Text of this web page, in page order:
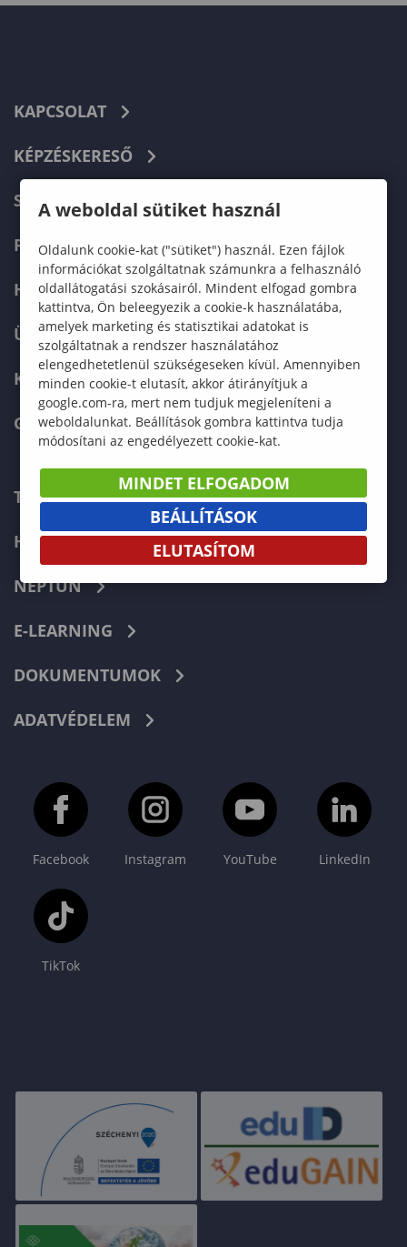
KAPCSOLAT
KÉPZÉSKERESŐ
SZERVEZETI FELÉPÍTÉS
FELVÉTELIZŐKNEK
HALLGATÓKNAK
ÜZLETI PARTNEREKNEK
KARRIER
GREEN UNIVERSITY
TELEFONKÖNYV
HIBABEJELENTÉS
NEPTUN
E-LEARNING
DOKUMENTUMOK
ADATVÉDELEM
Facebook Instagram YouTube LinkedIn
TikTok
A weboldal sütiket használ
Oldalunk cookie-kat ("sütiket") használ. Ezen fájlok
információkat szolgáltatnak számunkra a felhasználó
oldallátogatási szokásairól. Mindent elfogad gombra
kattintva, Ön beleegyezik a cookie-k használatába,
amelyek marketing és statisztikai adatokat is
szolgáltatnak a rendszer használatához
elengedhetetlenül szükségeseken kívül. Amennyiben
minden cookie-t elutasít, akkor átirányítjuk a
google.com-ra, mert nem tudjuk megjeleníteni a
weboldalunkat. Beállítások gombra kattintva tudja
módosítani az engedélyezett cookie-kat.
MINDET ELFOGADOM
BEÁLLÍTÁSOK
ELUTASÍTOM